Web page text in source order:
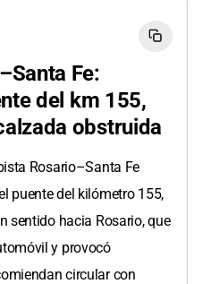
Fe:
del km 155,
obstruida
Rosario–Santa Fe
puente del kilómetro 155,
sentido hacia Rosario, que
y provocó
circular con